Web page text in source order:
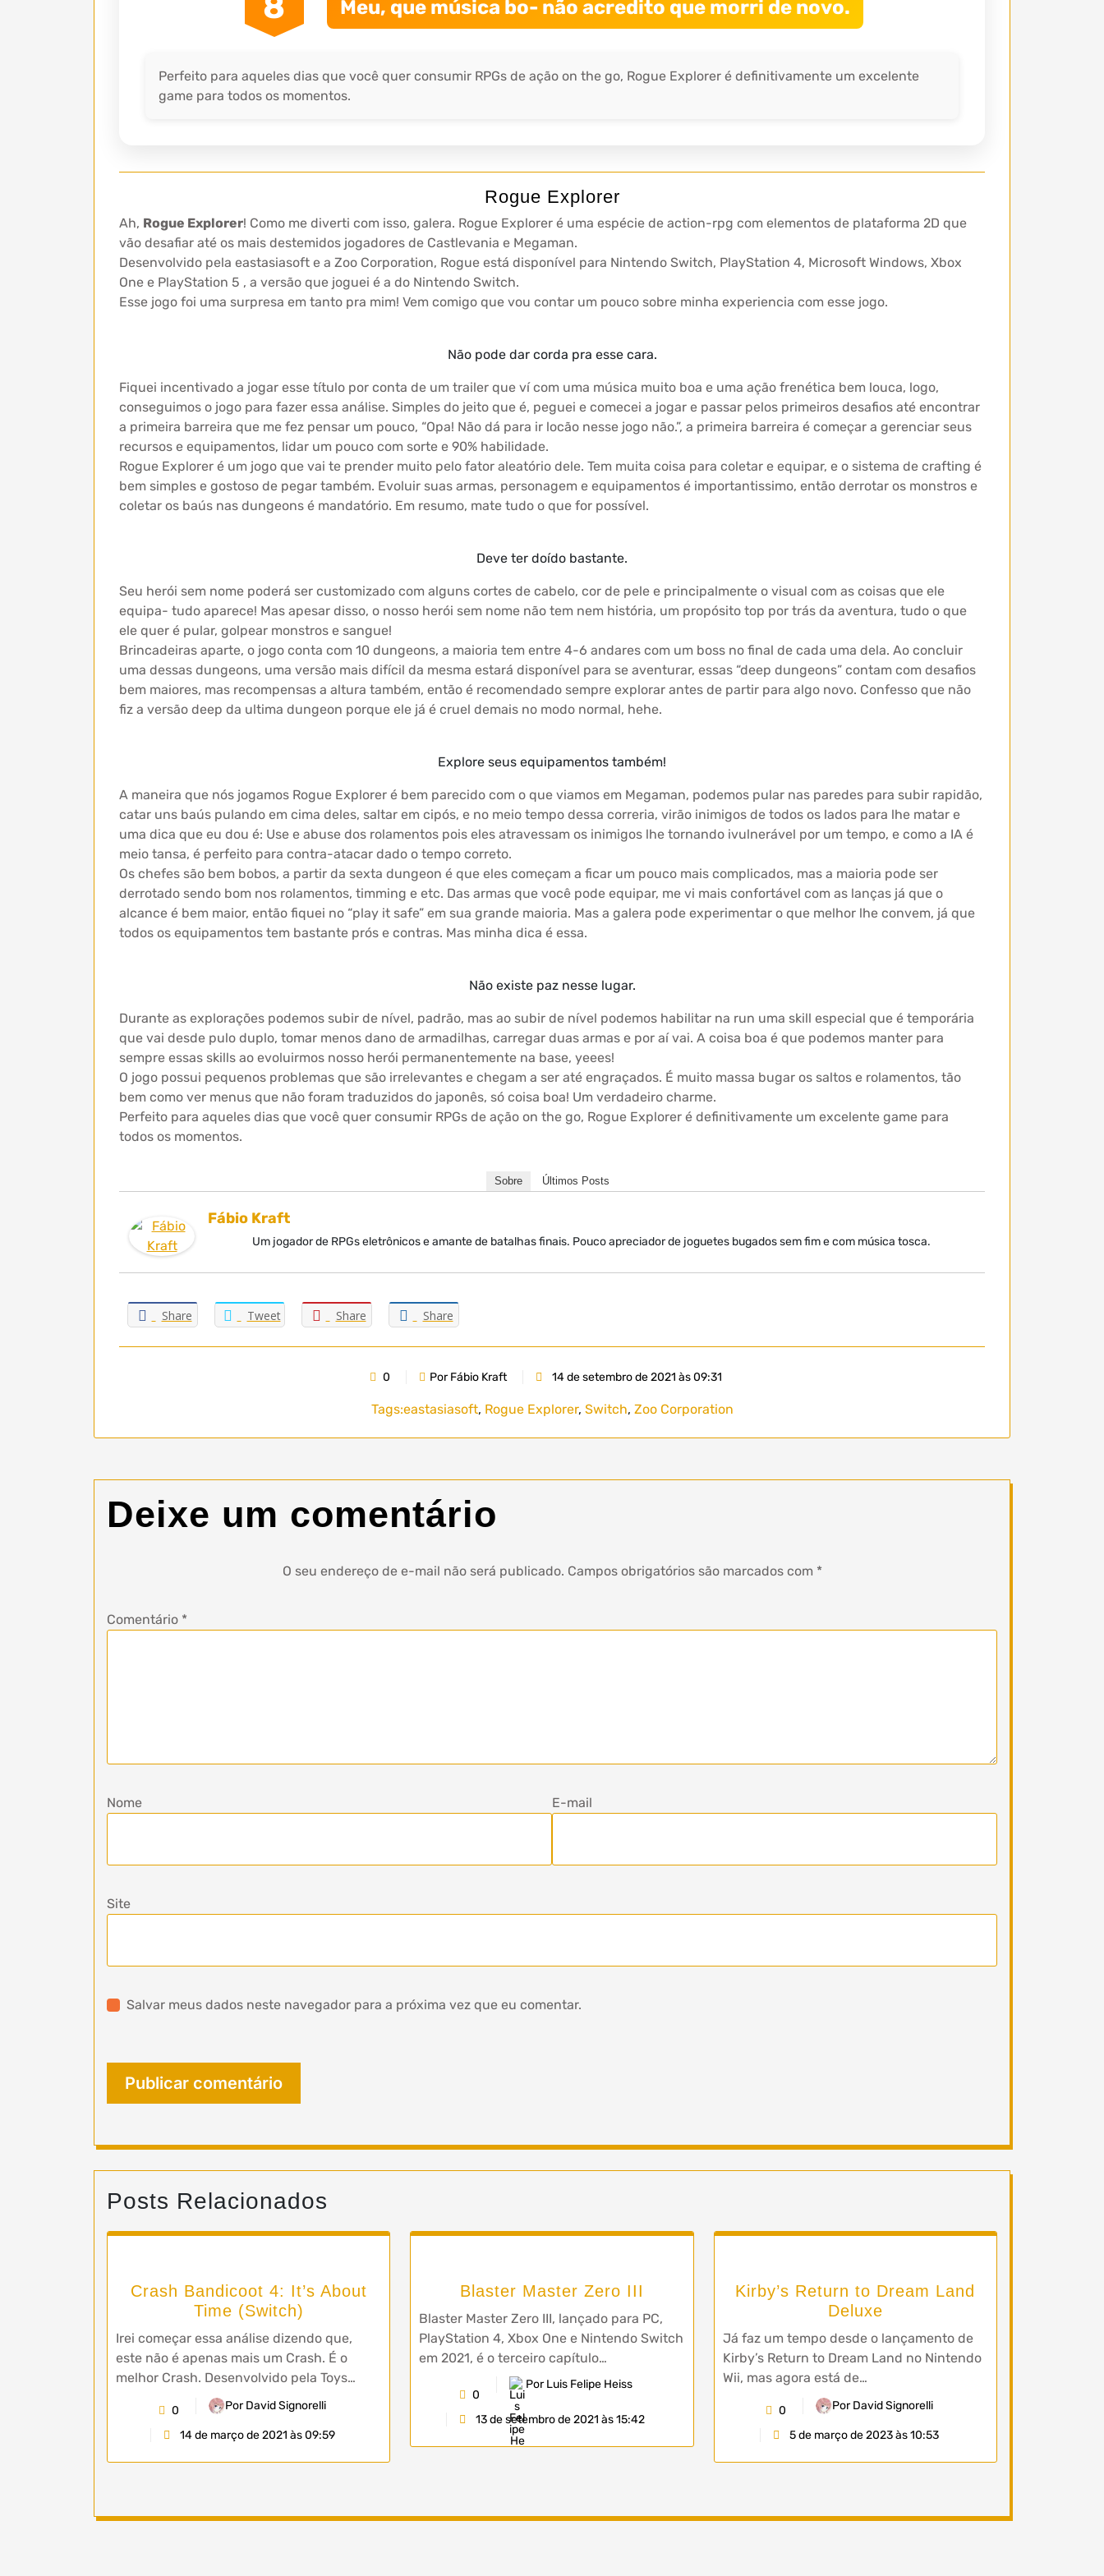
Meu, que música bo- não acredito que morri de novo.
Perfeito para aqueles dias que você quer consumir RPGs de ação on the go, Rogue Explorer é definitivamente um excelente
game para todos os momentos.
Rogue Explorer
Ah, Rogue Explorer! Como me diverti com isso, galera. Rogue Explorer é uma espécie de action-rpg com elementos de plataforma 2D que
vão desafiar até os mais destemidos jogadores de Castlevania e Megaman.
Desenvolvido pela eastasiasoft e a Zoo Corporation, Rogue está disponível para Nintendo Switch, PlayStation 4, Microsoft Windows, Xbox
One e PlayStation 5 , a versão que joguei é a do Nintendo Switch.
Esse jogo foi uma surpresa em tanto pra mim! Vem comigo que vou contar um pouco sobre minha experiencia com esse jogo.
Não pode dar corda pra esse cara.
Fiquei incentivado a jogar esse título por conta de um trailer que ví com uma música muito boa e uma ação frenética bem louca, logo,
conseguimos o jogo para fazer essa análise. Simples do jeito que é, peguei e comecei a jogar e passar pelos primeiros desafios até encontrar
a primeira barreira que me fez pensar um pouco, “Opa! Não dá para ir locão nesse jogo não.”, a primeira barreira é começar a gerenciar seus
recursos e equipamentos, lidar um pouco com sorte e 90% habilidade.
Rogue Explorer é um jogo que vai te prender muito pelo fator aleatório dele. Tem muita coisa para coletar e equipar, e o sistema de crafting é
bem simples e gostoso de pegar também. Evoluir suas armas, personagem e equipamentos é importantissimo, então derrotar os monstros e
coletar os baús nas dungeons é mandatório. Em resumo, mate tudo o que for possível.
Deve ter doído bastante.
Seu herói sem nome poderá ser customizado com alguns cortes de cabelo, cor de pele e principalmente o visual com as coisas que ele
equipa- tudo aparece! Mas apesar disso, o nosso herói sem nome não tem nem história, um propósito top por trás da aventura, tudo o que
ele quer é pular, golpear monstros e sangue!
Brincadeiras aparte, o jogo conta com 10 dungeons, a maioria tem entre 4-6 andares com um boss no final de cada uma dela. Ao concluir
uma dessas dungeons, uma versão mais difícil da mesma estará disponível para se aventurar, essas “deep dungeons” contam com desafios
bem maiores, mas recompensas a altura também, então é recomendado sempre explorar antes de partir para algo novo. Confesso que não
fiz a versão deep da ultima dungeon porque ele já é cruel demais no modo normal, hehe.
Explore seus equipamentos também!
A maneira que nós jogamos Rogue Explorer é bem parecido com o que viamos em Megaman, podemos pular nas paredes para subir rapidão,
catar uns baús pulando em cima deles, saltar em cipós, e no meio tempo dessa correria, virão inimigos de todos os lados para lhe matar e
uma dica que eu dou é: Use e abuse dos rolamentos pois eles atravessam os inimigos lhe tornando ivulnerável por um tempo, e como a IA é
meio tansa, é perfeito para contra-atacar dado o tempo correto.
Os chefes são bem bobos, a partir da sexta dungeon é que eles começam a ficar um pouco mais complicados, mas a maioria pode ser
derrotado sendo bom nos rolamentos, timming e etc. Das armas que você pode equipar, me vi mais confortável com as lanças já que o
alcance é bem maior, então fiquei no “play it safe” em sua grande maioria. Mas a galera pode experimentar o que melhor lhe convem, já que
todos os equipamentos tem bastante prós e contras. Mas minha dica é essa.
Não existe paz nesse lugar.
Durante as explorações podemos subir de nível, padrão, mas ao subir de nível podemos habilitar na run uma skill especial que é temporária
que vai desde pulo duplo, tomar menos dano de armadilhas, carregar duas armas e por aí vai. A coisa boa é que podemos manter para
sempre essas skills ao evoluirmos nosso herói permanentemente na base, yeees!
O jogo possui pequenos problemas que são irrelevantes e chegam a ser até engraçados. É muito massa bugar os saltos e rolamentos, tão
bem como ver menus que não foram traduzidos do japonês, só coisa boa! Um verdadeiro charme.
Perfeito para aqueles dias que você quer consumir RPGs de ação on the go, Rogue Explorer é definitivamente um excelente game para
todos os momentos.
Sobre Últimos Posts
Fábio Kraft
Um jogador de RPGs eletrônicos e amante de batalhas finais. Pouco apreciador de joguetes bugados sem fim e com música tosca.
Share Tweet Share Share
0 Por Fábio Kraft 14 de setembro de 2021 às 09:31
Tags:eastasiasoft, Rogue Explorer, Switch, Zoo Corporation
Deixe um comentário
O seu endereço de e-mail não será publicado. Campos obrigatórios são marcados com *
Comentário *
Nome E-mail
Site
Salvar meus dados neste navegador para a próxima vez que eu comentar.
Posts Relacionados
Crash Bandicoot 4: It’s About
Time (Switch)
Irei começar essa análise dizendo que,
este não é apenas mais um Crash. É o
melhor Crash. Desenvolvido pela Toys…
0 Por David Signorelli
14 de março de 2021 às 09:59
Blaster Master Zero III
Blaster Master Zero III, lançado para PC,
PlayStation 4, Xbox One e Nintendo Switch
em 2021, é o terceiro capítulo…
0
Por Luis Felipe Heiss
13 de setembro de 2021 às 15:42
Kirby’s Return to Dream Land
Deluxe
Já faz um tempo desde o lançamento de
Kirby’s Return to Dream Land no Nintendo
Wii, mas agora está de…
0 Por David Signorelli
5 de março de 2023 às 10:53